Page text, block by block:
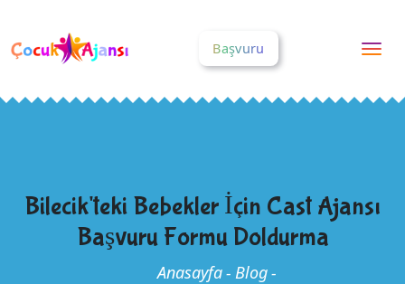
Başvuru
Bilecik'teki Bebekler İçin Cast Ajansı
Başvuru Formu Doldurma
Anasayfa- Blog-